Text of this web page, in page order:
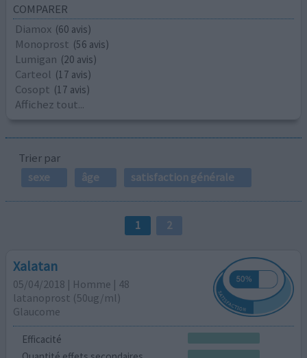
COMPARER
Diamox (60 avis)
Monoprost (56 avis)
Lumigan (20 avis)
Carteol (17 avis)
Cosopt (17 avis)
Affichez tout...
Trier par
sexe
âge satisfaction générale
1 2
Xalatan
05/04/2018 | Homme | 48
latanoprost (50ug/ml)
Glaucome
Efficacité